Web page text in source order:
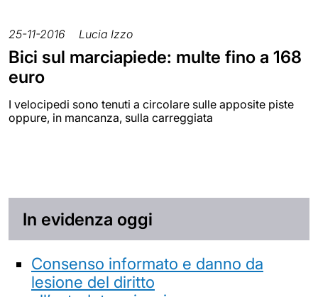
25-11-2016 Lucia Izzo
Bici sul marciapiede: multe fino a 168
euro
I velocipedi sono tenuti a circolare sulle apposite piste
oppure, in mancanza, sulla carreggiata
In evidenza oggi
Consenso informato e danno da
lesione del diritto